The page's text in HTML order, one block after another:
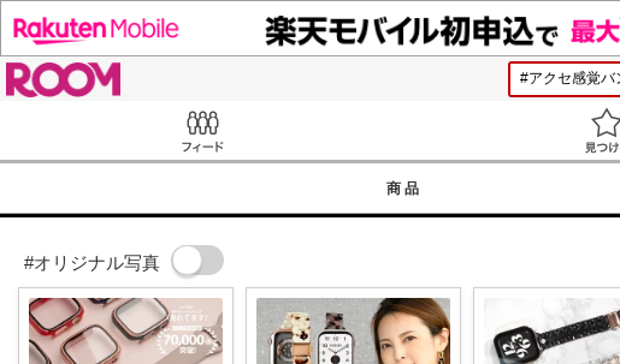
商品
#オリジナル写真